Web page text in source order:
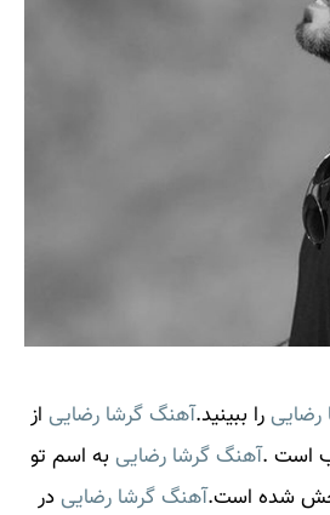
رضاییرا ببینید.آهنگ گرشا رضایی از
است .آهنگ گرشا رضایی به اسم تو
پخش شده است.آهنگ گرشا رضاییدر